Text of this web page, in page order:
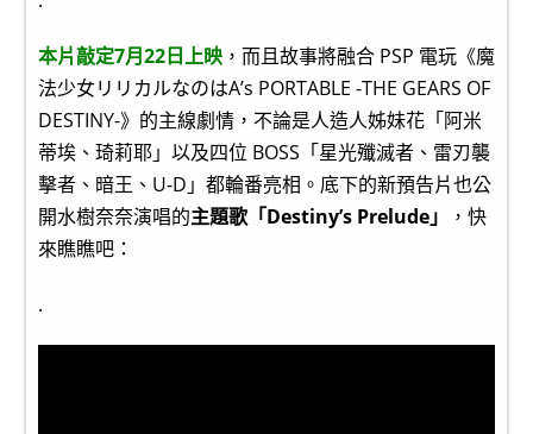
本片敲定7月22日上映 ，而且故事將融合 PSP 電玩《魔
法少女リリカルなのはA’s PORTABLE -THE GEARS OF
DESTINY-》的主線劇情，不論是人造人姊妹花「阿米
蒂埃、琦莉耶」以及四位 BOSS「星光殲滅者、雷刃襲
擊者、暗王、U-D」都輪番亮相。底下的新預告片也公
開水樹奈奈演唱的主題歌「Destiny’s Prelude」
，快
來瞧瞧吧：
.